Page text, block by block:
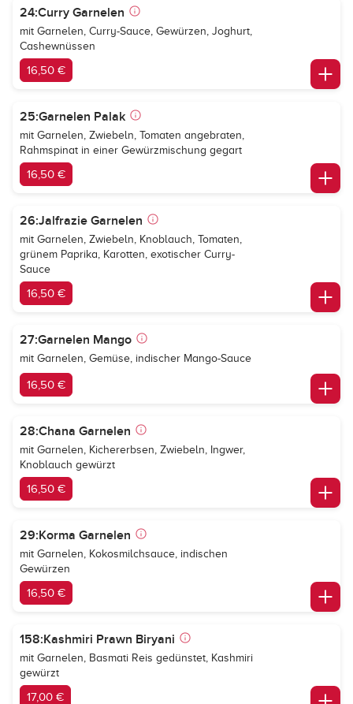
24:Curry Garnelen
mit Garnelen, Curry-Sauce, Gewürzen, Joghurt,
Cashewnüssen
16,50 €
25:Garnelen Palak
mit Garnelen, Zwiebeln, Tomaten angebraten,
Rahmspinat in einer Gewürzmischung gegart
16,50 €
26:Jalfrazie Garnelen
mit Garnelen, Zwiebeln, Knoblauch, Tomaten,
grünem Paprika, Karotten, exotischer Curry-
Sauce
16,50 €
27:Garnelen Mango
mit Garnelen, Gemüse, indischer Mango-Sauce
16,50 €
28:Chana Garnelen
mit Garnelen, Kichererbsen, Zwiebeln, Ingwer,
Knoblauch gewürzt
16,50 €
29:Korma Garnelen
mit Garnelen, Kokosmilchsauce, indischen
Gewürzen
16,50 €
158:Kashmiri Prawn Biryani
mit Garnelen, Basmati Reis gedünstet, Kashmiri
gewürzt
17,00 €